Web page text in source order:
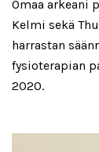
Omaa arkeani
Kelmi sekä
harrastan
fysioterapian
2020.